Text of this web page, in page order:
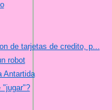
de tarjetas de credito, p...
robot
Antartida
"jugar"?